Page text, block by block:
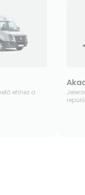
ehhez a